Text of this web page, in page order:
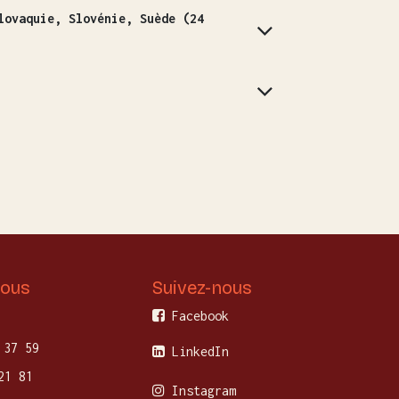
Slovénie, Suède (24
59
81
Suivez-nous
Facebook
LinkedIn
Instagram